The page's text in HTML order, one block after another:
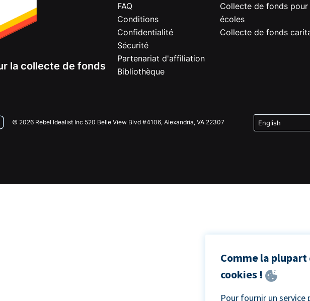
la collecte de fonds
FAQ
Conditions
Confidentialité
Sécurité
Partenariat d'affiliation
Bibliothèque
Collecte de fonds pour
écoles
Collecte de fonds
© 2026 Rebel Idealist Inc 520 Belle View Blvd #4106, Alexandria, VA 22307
Comme la
cookies !
Pour fournir un